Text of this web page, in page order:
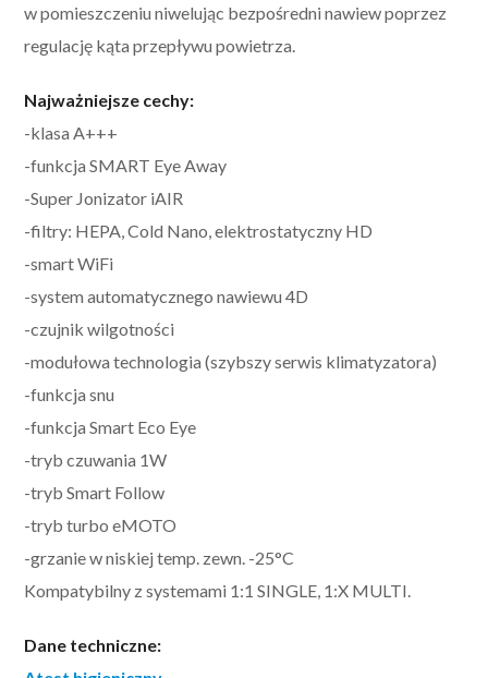
w pomieszczeniu niwelując bezpośredni nawiew poprzez
regulację kąta przepływu powietrza.
Najważniejsze cechy:
-klasa A+++
-funkcjaSMART Eye Away
-Super Jonizator iAIR
-filtry: HEPA, Cold Nano, elektrostatyczny HD
-smart WiFi
-system automatycznego nawiewu 4D
-czujnik wilgotności
-modułowa technologia (szybszy serwis klimatyzatora)
-funkcja snu
-funkcja Smart Eco Eye
-tryb czuwania 1W
-tryb Smart Follow
-tryb turbo eMOTO
-grzanie w niskiej temp. zewn. -25°C
Kompatybilny z systemami 1:1 SINGLE, 1:X MULTI.
Dane techniczne: